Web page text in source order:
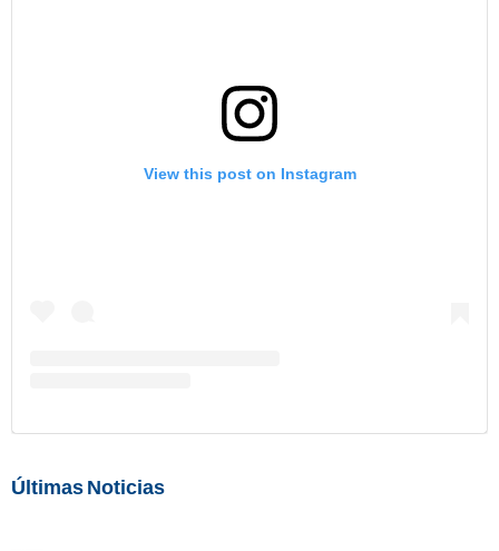
View this post on Instagram
Últimas Noticias